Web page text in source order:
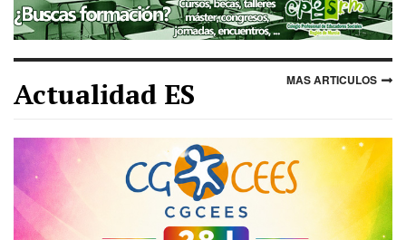
Actualidad ES MAS ARTICULOS